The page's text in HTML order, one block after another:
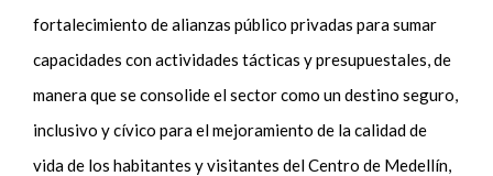
fortalecimiento de alianzas público privadas para sumar
capacidades con actividades tácticas y presupuestales, de
manera que se consolide el sector como un destino seguro,
inclusivo y cívico para el mejoramiento de la calidad de
vida de los habitantes y visitantes del Centro de Medellín,